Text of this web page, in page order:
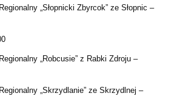
„Słopnicki Zbyrcok” ze Słopnic –
„Robcusie” z Rabki Zdroju –
„Skrzydlanie” ze Skrzydlnej –